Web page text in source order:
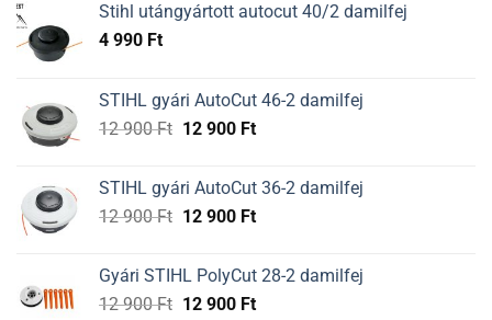
Stihl utángyártott autocut 40/2 damilfej
4 990 Ft
STIHL gyári AutoCut 46-2 damilfej
12 900Ft Original
12
900 Ft.
12 900 FtCurrent
12
900 Ft.
STIHL gyári AutoCut 36-2 damilfej
12 900Ft Original
12
900 Ft.
12 900 FtCurrent
12
900 Ft.
Gyári STIHL PolyCut 28-2 damilfej
12 900Ft Original
12 900 FtCurrent